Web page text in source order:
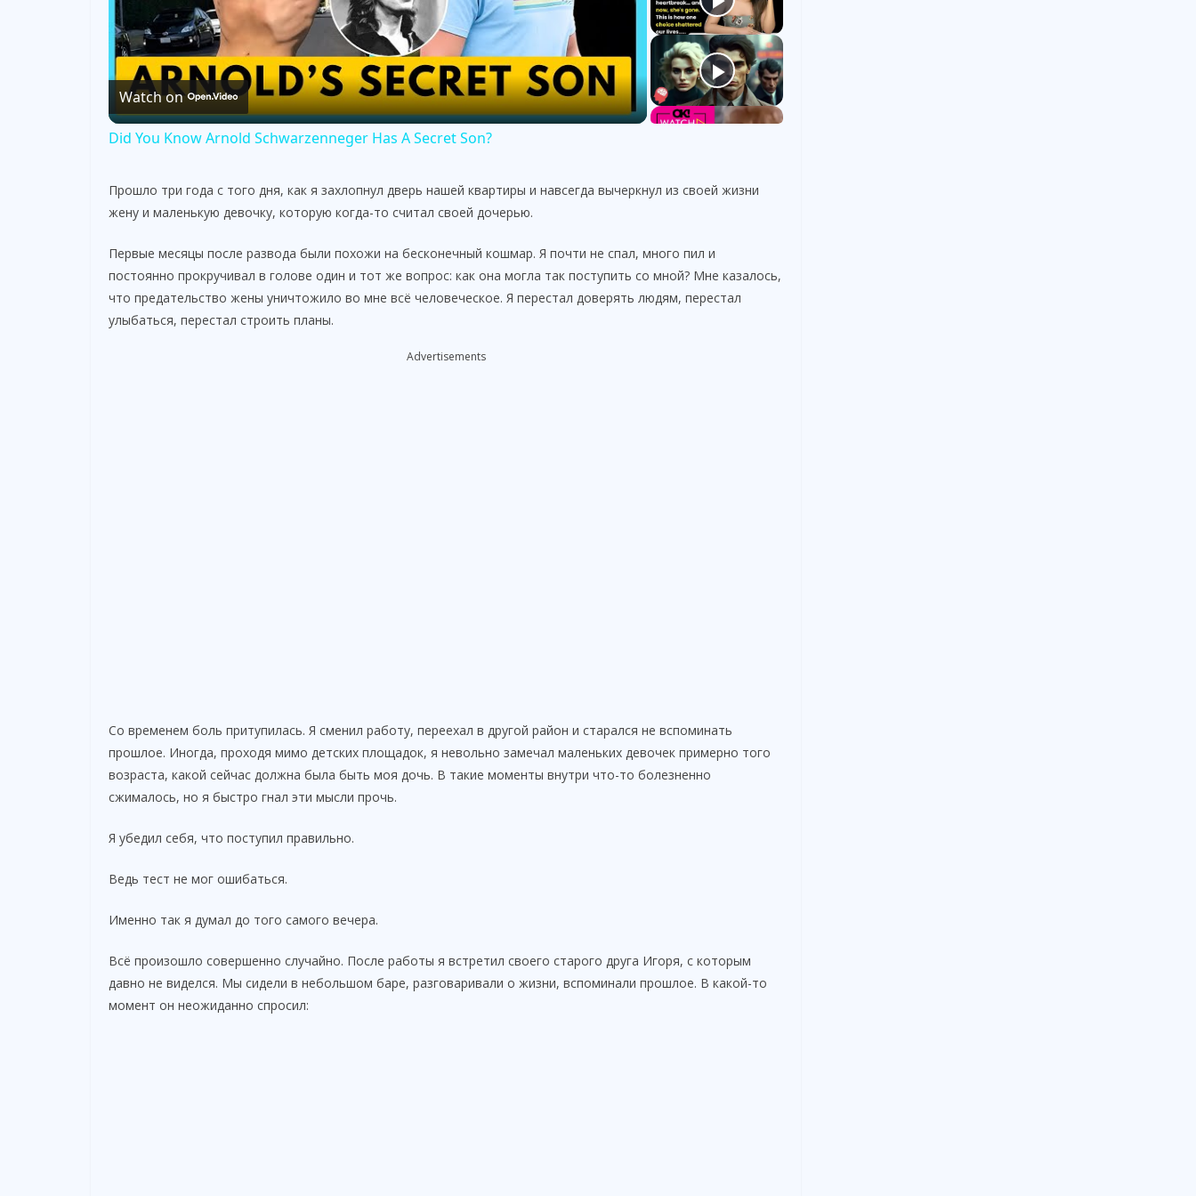
l
a
V
i
Watch on
Did You Know Arnold Schwarzenneger Has A Secret Son?
Прошло три года с того дня, как я захлопнул дверь нашей квартиры и навсегда вычеркнул из своей жизни
жену и маленькую девочку, которую когда-то считал своей дочерью.
Первые месяцы после развода были похожи на бесконечный кошмар. Я почти не спал, много пил и
постоянно прокручивал в голове один и тот же вопрос: как она могла так поступить со мной? Мне казалось,
что предательство жены уничтожило во мне всё человеческое. Я перестал доверять людям, перестал
улыбаться, перестал строить планы.
Advertisements
Со временем боль притупилась. Я сменил работу, переехал в другой район и старался не вспоминать
прошлое. Иногда, проходя мимо детских площадок, я невольно замечал маленьких девочек примерно того
возраста, какой сейчас должна была быть моя дочь. В такие моменты внутри что-то болезненно
сжималось, но я быстро гнал эти мысли прочь.
Я убедил себя, что поступил правильно.
Ведь тест не мог ошибаться.
Именно так я думал до того самого вечера.
Всё произошло совершенно случайно. После работы я встретил своего старого друга Игоря, с которым
давно не виделся. Мы сидели в небольшом баре, разговаривали о жизни, вспоминали прошлое. В какой-то
момент он неожиданно спросил: